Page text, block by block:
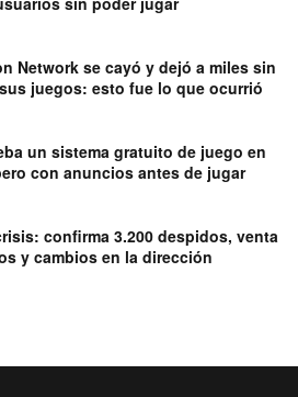
Network se cayó y dejó a miles sin
juegos: esto fue lo que ocurrió
un sistema gratuito de juego en
con anuncios antes de jugar
confirma 3.200 despidos, venta
y cambios en la dirección